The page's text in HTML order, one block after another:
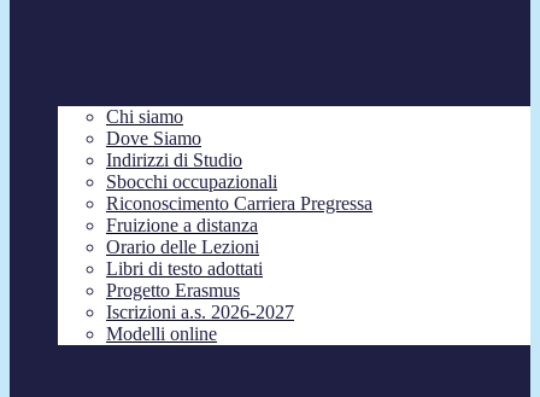
Chi siamo
Dove Siamo
Indirizzi di Studio
Sbocchi occupazionali
Riconoscimento Carriera Pregressa
Fruizione a distanza
Orario delle Lezioni
Libri di testo adottati
Progetto Erasmus
Iscrizioni a.s. 2026-2027
Modelli online